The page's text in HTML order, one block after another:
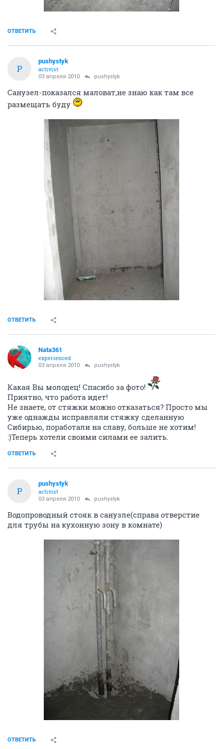
ОТВЕТИТЬ
P
pushystyk
activist
03 апреля 2010 pushystyk
Санузел-показался маловат,не знаю как там все
размещать буду
ОТВЕТИТЬ
Nata361
experienced
03 апреля 2010 pushystyk
Какая Вы молодец! Спасибо за фото!
Приятно, что работа идет!
Не знаете, от стяжки можно отказаться? Просто мы
уже однажды исправляли стяжку сделанную
Сибирью, поработали на славу, больше не хотим!
:)Теперь хотели своими силами ее залить.
ОТВЕТИТЬ
P
pushystyk
activist
03 апреля 2010 pushystyk
Водопроводный стояк в санузле(справа отверстие
для трубы на кухонную зону в комнате)
ОТВЕТИТЬ